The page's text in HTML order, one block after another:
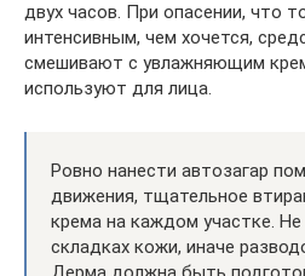
двух часов. При опасении, что
интенсивным, чем хочется,
смешивают с увлажняющим
используют для лица.
Ровно нанести автозагар
движения, тщательное
крема на каждом участке.
складках кожи, иначе